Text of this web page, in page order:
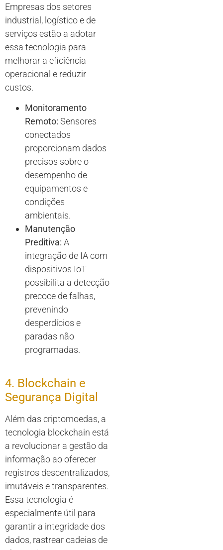
Empresas dos setores
industrial, logístico e de
serviços estão a adotar
essa tecnologia para
melhorar a eficiência
operacional e reduzir
custos.
Monitoramento
Remoto: Sensores
conectados
proporcionam dados
precisos sobre o
desempenho de
equipamentos e
condições
ambientais.
Manutenção
Preditiva: A
integração de IA com
dispositivos IoT
possibilita a detecção
precoce de falhas,
prevenindo
desperdícios e
paradas não
programadas.
4. Blockchain e
Segurança Digital
Além das criptomoedas, a
tecnologia blockchain está
a revolucionar a gestão da
informação ao oferecer
registros descentralizados,
imutáveis e transparentes.
Essa tecnologia é
especialmente útil para
garantir a integridade dos
dados, rastrear cadeias de